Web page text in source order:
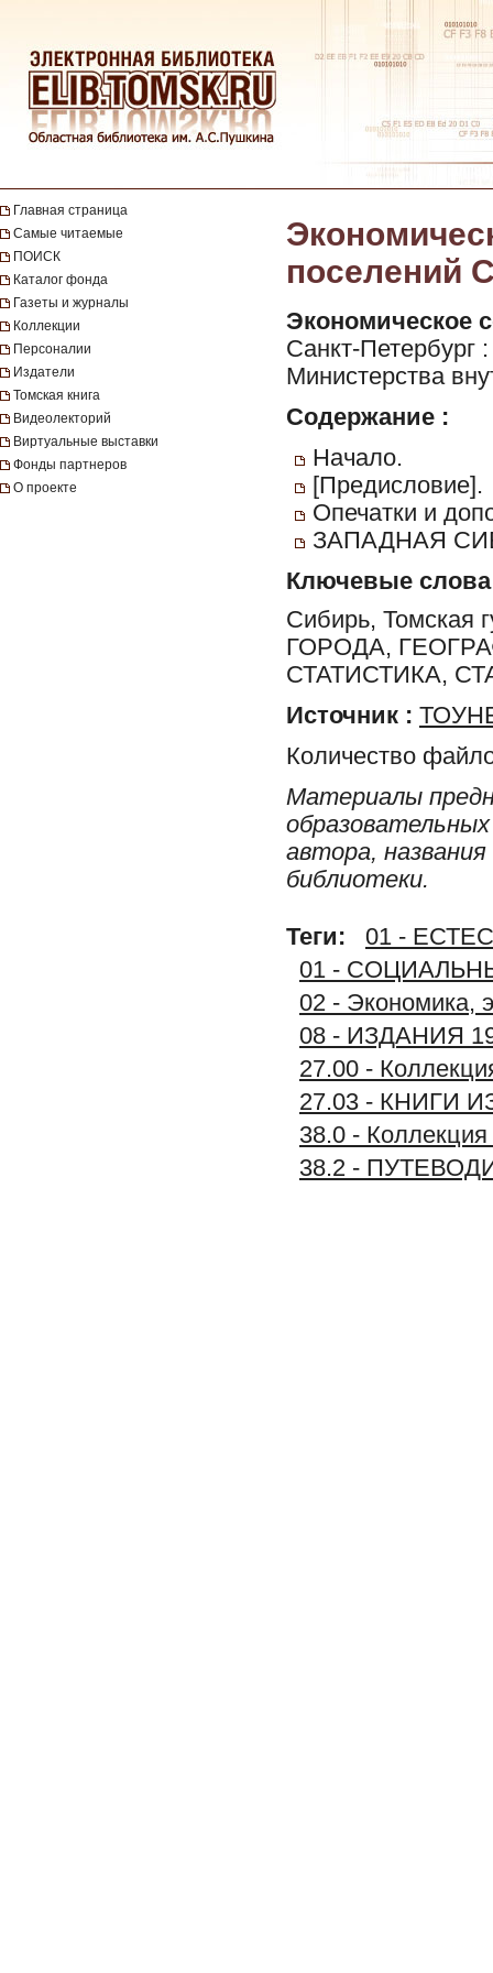
Главная страница
Самые читаемые
ПОИСК
Каталог фонда
Газеты и журналы
Коллекции
Персоналии
Издатели
Томская книга
Видеолекторий
Виртуальные выставки
Фонды партнеров
О проекте
поселений
Экономическое
Санкт-Петербург
Министерства
Содержание :
Начало.
[Предисловие].
Опечатки и
ЗАПАДНАЯ
Ключевые слова
Сибирь,
ГОРОДА,
СТАТИСТИКА,
Источник :
Количество
Материалы
автора,
библиотеки.
Теги:
01 -
01 -
02 - Экономика,
08 - ИЗДАНИЯ
27.00 -
27.03 - КНИГИ
38.0 -
38.2 -